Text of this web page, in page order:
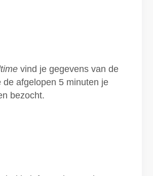
vind je gegevens van de
de afgelopen 5 minuten je
bezocht.